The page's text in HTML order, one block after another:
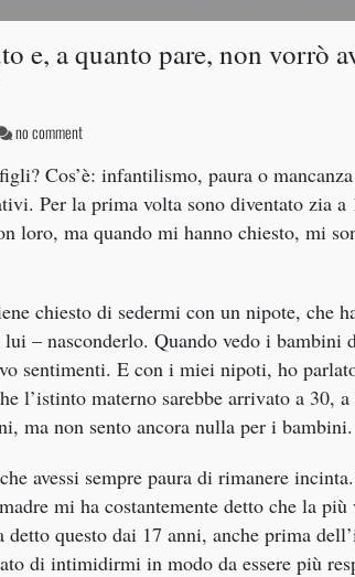
e, a quanto pare, non vorrò
no commenton
ho
mai
e,
pare,
non
vorrò
figli.
Cosa
di
sbagliato
me?”
Cos’è: infantilismo, paura o
Per la prima volta sono diventato zia a
loro, ma quando mi hanno chiesto, mi
chiesto di sedermi con un nipote, che
– nasconderlo. Quando vedo i bambini
sentimenti. E con i miei nipoti, ho
l’istinto materno sarebbe arrivato a 30,
ma non sento ancora nulla per i bambini.
avessi sempre paura di rimanere
mi ha costantemente detto che la più
detto questo dai 17 anni, anche prima
di intimidirmi in modo da essere più